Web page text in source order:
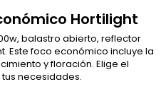
Hortilight
balastro abierto, reflector
Este foco económico incluye la
y floración. Elige el
necesidades.